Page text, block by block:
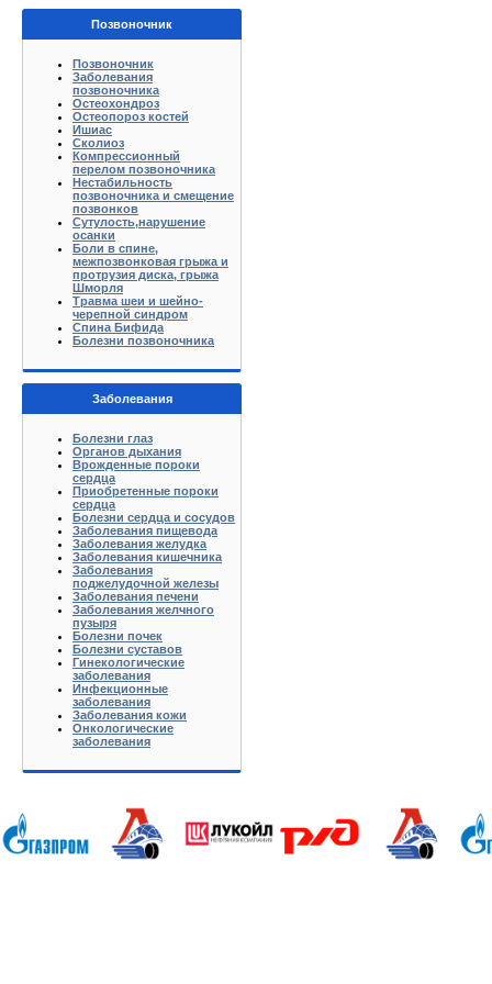
Позвоночник
Позвоночник
Заболевания
позвоночника
Остеохондроз
Остеопороз костей
Ишиас
Сколиоз
Компрессионный
перелом позвоночника
Нестабильность
позвоночника и смещение
позвонков
Сутулость,нарушение
осанки
Боли в спине,
межпозвонковая грыжа и
протрузия диска, грыжа
Шморля
Травма шеи и шейно-
черепной синдром
Спина Бифида
Болезни позвоночника
Заболевания
Болезни глаз
Органов дыхания
Врожденные пороки
сердца
Приобретенные пороки
сердца
Болезни сердца и сосудов
Заболевания пищевода
Заболевания желудка
Заболевания кишечника
Заболевания
поджелудочной железы
Заболевания печени
Заболевания желчного
пузыря
Болезни почек
Болезни суставов
Гинекологические
заболевания
Инфекционные
заболевания
Заболевания кожи
Онкологические
заболевания